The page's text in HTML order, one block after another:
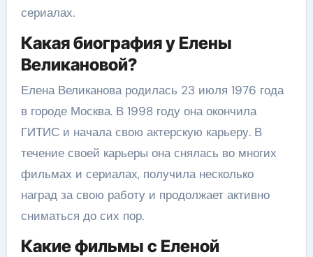
сериалах.
Какая биография у Елены
Великановой?
Елена Великанова родилась 23 июля 1976 года
в городе Москва. В 1998 году она окончила
ГИТИС и начала свою актерскую карьеру. В
течение своей карьеры она снялась во многих
фильмах и сериалах, получила несколько
наград за свою работу и продолжает активно
сниматься до сих пор.
Какие фильмы с Еленой